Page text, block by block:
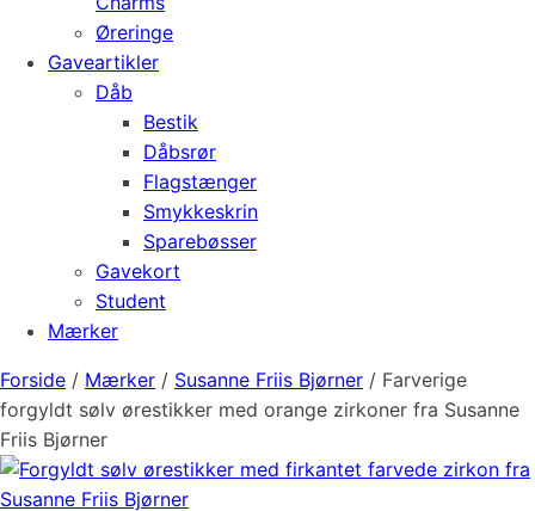
Øreringe
Gaveartikler
Dåb
Bestik
Dåbsrør
Flagstænger
Smykkeskrin
Sparebøsser
Gavekort
Student
Mærker
Forside / Mærker / Susanne Friis Bjørner / Farverige
forgyldt sølv ørestikker med orange zirkoner fra Susanne
Friis Bjørner